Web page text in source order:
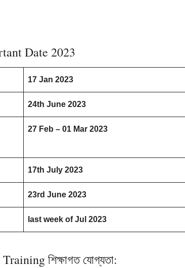
Date 2023
17 Jan 2023
24th June 2023
27 Feb – 01 Mar 2023
17th July 2023
23rd June 2023
last week of Jul 2023
শিক্ষাগত যোগ্যতা: